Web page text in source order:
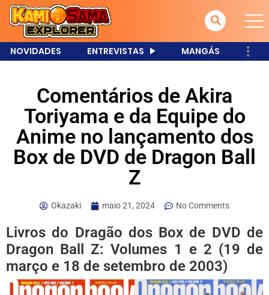
NOVIDADES ENTREVISTAS MANGÁS
Comentários de Akira
Toriyama e da Equipe do
Anime no lançamento dos
Box de DVD de Dragon Ball
Z
Okazaki maio 21, 2024 No Comments
Livros do Dragão dos Box de DVD de
Dragon Ball Z: Volumes 1 e 2 (19 de
março e 18 de setembro de 2003)